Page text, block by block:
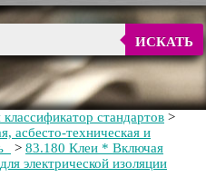
ИСКАТЬ
стандартов >
асбесто-техническая и
> 83.180 Клеи * Включая
электрической изоляции